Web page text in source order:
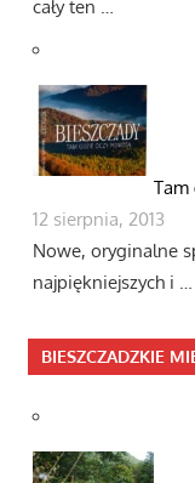
cały ten …
Tam
12 sierpnia, 2013
Nowe, oryginalne
najpiękniejszych i …
BIESZCZADZKIE